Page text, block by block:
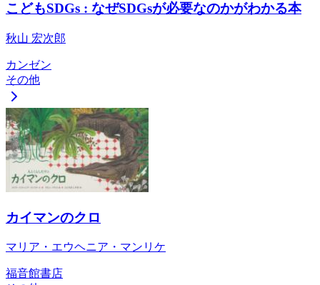
こどもSDGs : なぜSDGsが必要なのかがわかる本
秋山 宏次郎
カンゼン
その他
カイマンのクロ
マリア・エウヘニア・マンリケ
福音館書店